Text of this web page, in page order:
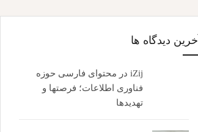
آخرین دیدگاه ها
iZij در محتوای فارسی حوزه
فناوری اطلاعات؛ فرصتها و
تهدیدها